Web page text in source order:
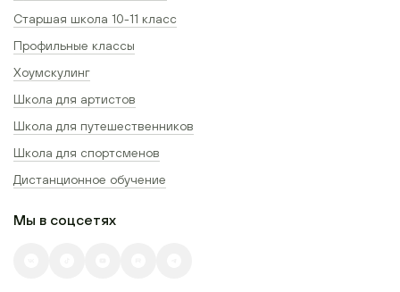
Старшая школа 10-11 класс
Профильные классы
Хоумскулинг
Школа для артистов
Школа для путешественников
Школа для спортсменов
Дистанционное обучение
Мы в соцсетях